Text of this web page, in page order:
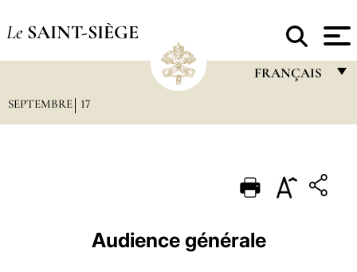
Le SAINT-SIÈGE
FRANÇAIS
PORTUGUÊS
ESPAÑOL
SEPTEMBRE 17
Audience générale